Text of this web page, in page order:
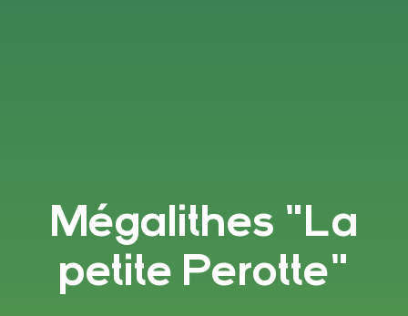
Mégalithes "La
petite Perotte"